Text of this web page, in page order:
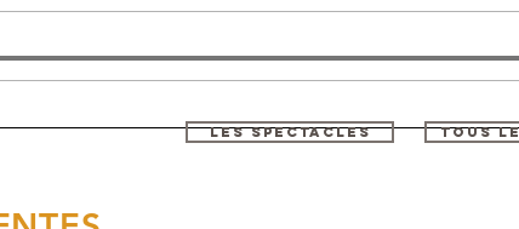
LES SPECTACLES TOUS